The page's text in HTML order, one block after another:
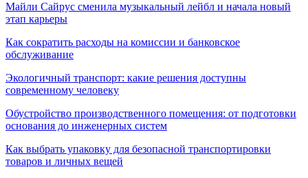
Майли Сайрус сменила музыкальный лейбл и начала новый
этап карьеры
Как сократить расходы на комиссии и банковское
обслуживание
Экологичный транспорт: какие решения доступны
современному человеку
Обустройство производственного помещения: от подготовки
основания до инженерных систем
Как выбрать упаковку для безопасной транспортировки
товаров и личных вещей